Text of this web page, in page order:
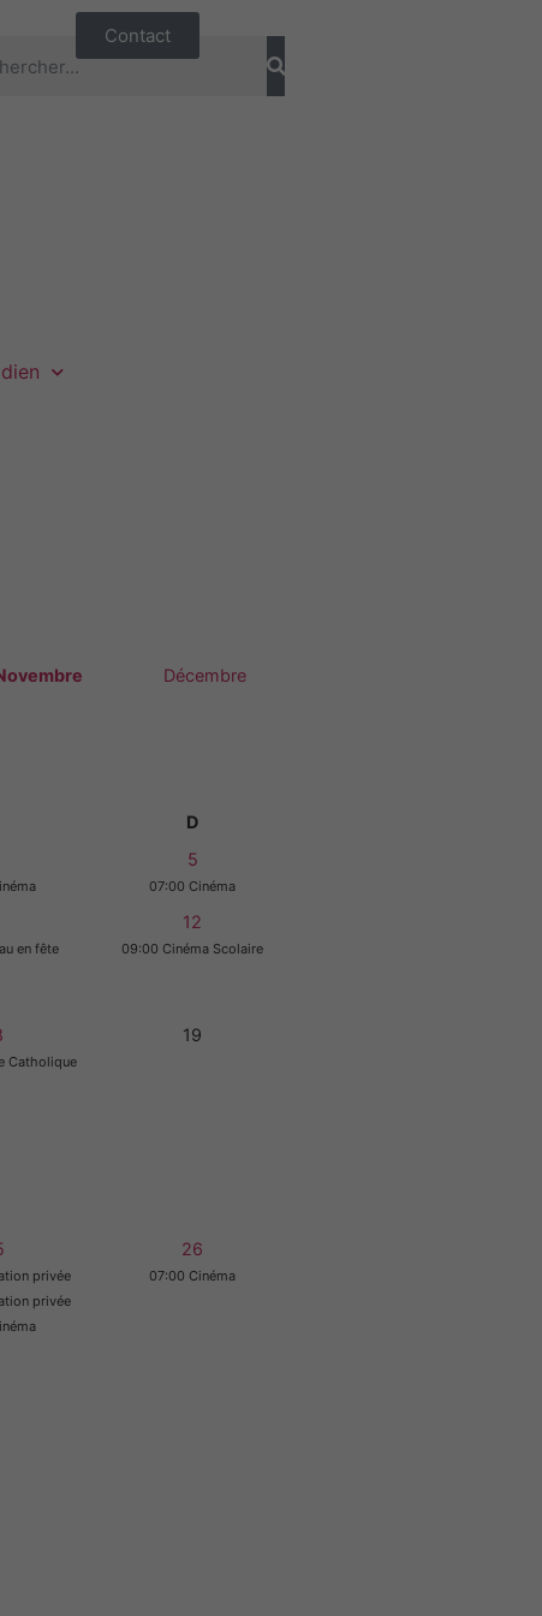
Contact
Décembre
D
5
07:00 Cinéma
en fête
12
09:00 Cinéma Scolaire
Catholique
19
privée
privée
26
07:00 Cinéma